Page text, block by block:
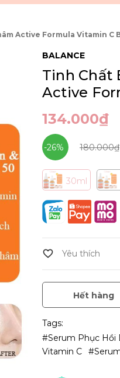
Active Formula Vitamin C
BALANCE
Tinh Chất
Active
134.000₫
-26% 180.000₫
30ml
Hết hàng
Tags:
#Serum Phục Hồi
Vitamin C